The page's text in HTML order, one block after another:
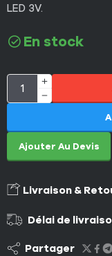
LED 3V.
En stock
Ajouter Au Devis
Livraison &
Délai de
Partager